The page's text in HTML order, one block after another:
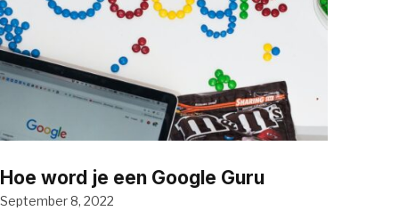
Hoe word je een Google Guru
September 8, 2022